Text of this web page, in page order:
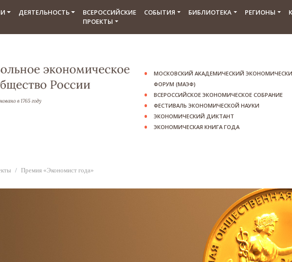
ДЕЯТЕЛЬНОСТЬ
ВСЕРОССИЙСКИЕ
ПРОЕКТЫ
СОБЫТИЯ БИБЛИОТЕКА РЕГИОНЫ
МОСКОВСКИЙ АКАДЕМИЧЕСКИЙ
ФОРУМ (МАЭФ)
ВСЕРОССИЙСКОЕ ЭКОНОМИЧЕСКОЕ СОБРАНИЕ
ФЕСТИВАЛЬ ЭКОНОМИЧЕСКОЙ НАУКИ
ЭКОНОМИЧЕСКИЙ ДИКТАНТ
ЭКОНОМИЧЕСКАЯ КНИГА ГОДА
Премия «Экономист года»